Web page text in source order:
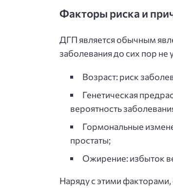
Факторы риска и
ДГП является обычным
заболевания до сих пор
Возраст: риск
Генетическая
вероятность
Гормональные
простаты;
Ожирение: избыток
Наряду с этими